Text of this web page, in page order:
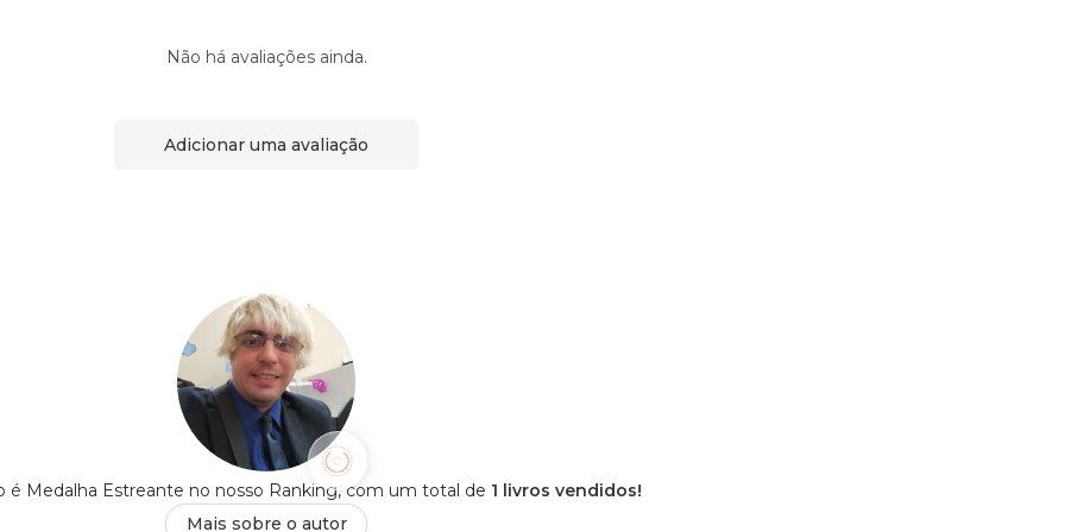
Não há avaliações ainda.
Adicionar uma avaliação
é Medalha Estreante no nosso Ranking, com um total de 1 livros vendidos!
Mais sobre o autor